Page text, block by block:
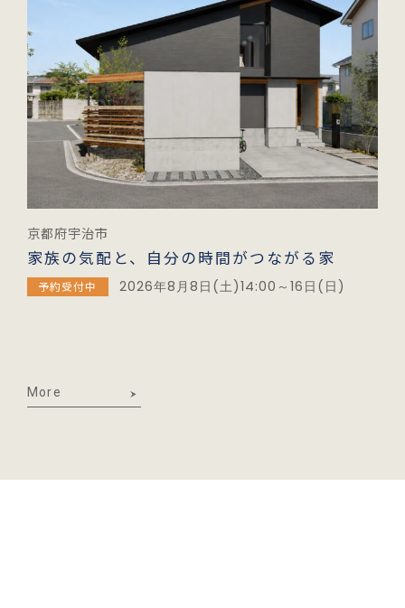
京都府宇治市
家族の気配と、自分の時間がつながる家
予約受付中 2026年8月8日(土)14:00～16日(日)
More